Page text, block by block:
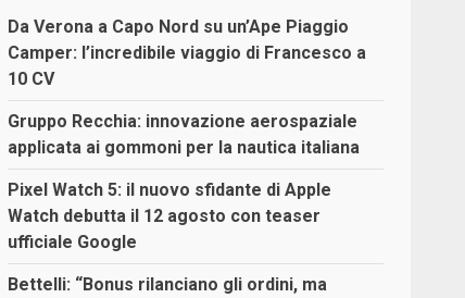
Da Verona a Capo Nord su un’Ape Piaggio
Camper: l’incredibile viaggio di Francesco a
10 CV
Gruppo Recchia: innovazione aerospaziale
applicata ai gommoni per la nautica italiana
Pixel Watch 5: il nuovo sfidante di Apple
Watch debutta il 12 agosto con teaser
ufficiale Google
Bettelli: “Bonus rilanciano gli ordini, ma